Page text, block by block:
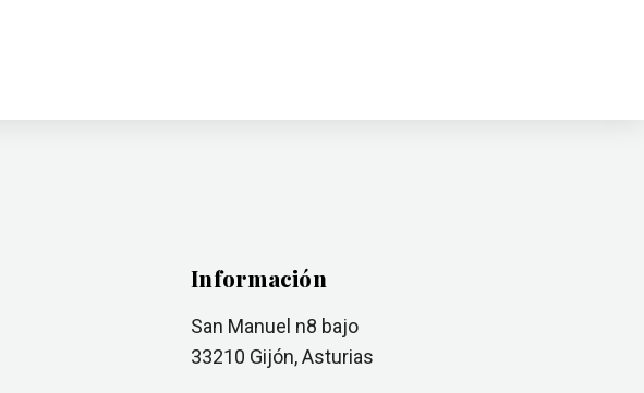
Información
San Manuel n8 bajo
33210 Gijón, Asturias